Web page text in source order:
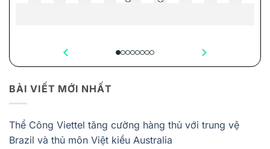
BÀI VIẾT MỚI NHẤT
Thể Công Viettel tăng cường hàng thủ với trung vệ
Brazil và thủ môn Việt kiều Australia